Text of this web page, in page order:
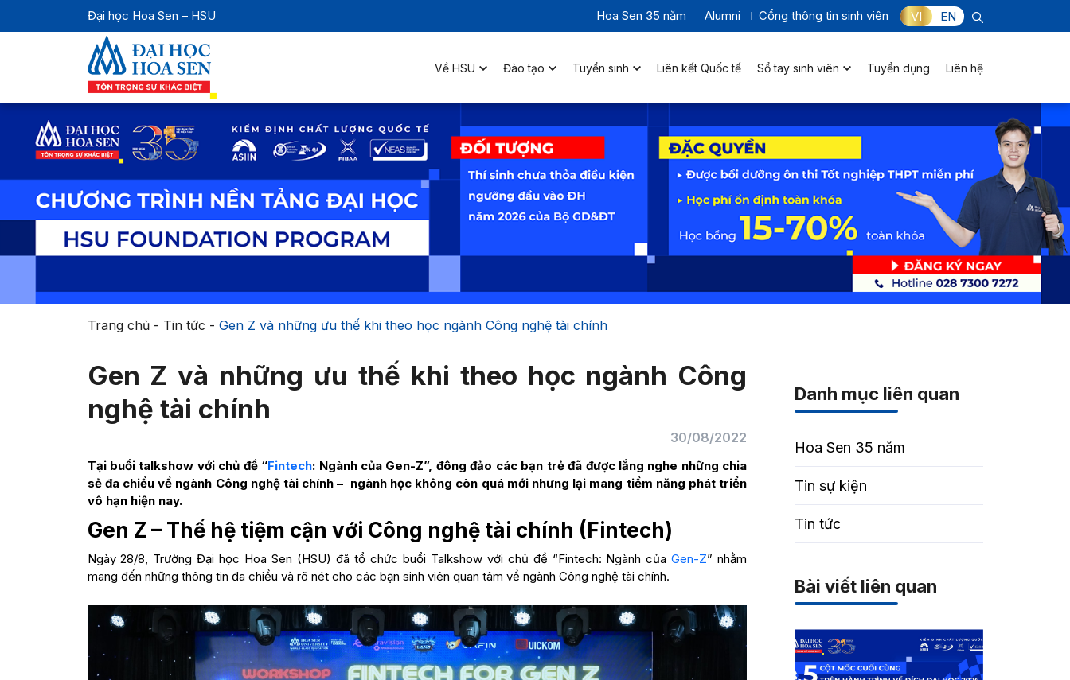
Đại học Hoa Sen – HSU Hoa Sen 35 năm Alumni Cổng thông tin sinh viên VI EN
Về HSU Đào tạo Tuyển sinh Liên kết Quốc tế Sổ tay sinh viên Tuyển dụng Liên hệ
Trang chủ- Tin tức - Gen Z và những ưu thế khi theo học ngành Công nghệ tài chính
Gen Z và những ưu thế khi theo học ngành Công
nghệ tài chính
30/08/2022
Tại buổi talkshow với chủ đề “Fintech: Ngành của Gen-Z”, đông đảo các bạn trẻ đã được lắng nghe những chia
sẻ đa chiều về ngành Công nghệ tài chính – ngành học không còn quá mới nhưng lại mang tiềm năng phát triển
vô hạn hiện nay.
Gen Z – Thế hệ tiệm cận với Công nghệ tài chính (Fintech)
Ngày 28/8, Trường Đại học Hoa Sen (HSU) đã tổ chức buổi Talkshow với chủ đề “Fintech: Ngành củaGen-Z” nhằm
mang đến những thông tin đa chiều và rõ nét cho các bạn sinh viên quan tâm về ngành Công nghệ tài chính.
Danh mục liên quan
Hoa Sen 35 năm
Tin sự kiện
Tin tức
Bài viết liên quan